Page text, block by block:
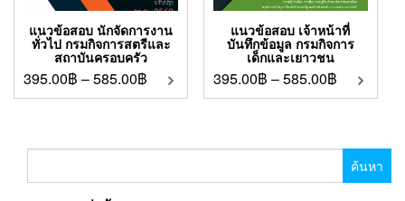
แนวข้อสอบ นักจัดการงาน
ทั่วไป กรมกิจการสตรีและ
สถาบันครอบครัว
395.00฿ –585.00฿
แนวข้อสอบ เจ้าหน้าที่
บันทึกข้อมูล กรมกิจการ
เด็กและเยาวชน
395.00฿ –585.00฿